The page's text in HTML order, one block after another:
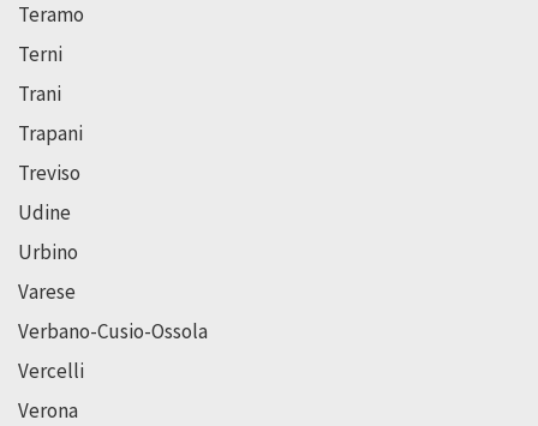
Teramo
Terni
Trani
Trapani
Treviso
Udine
Urbino
Varese
Verbano-Cusio-Ossola
Vercelli
Verona